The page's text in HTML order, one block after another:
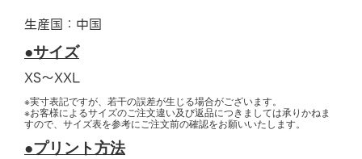
生産国：中国
●サイズ
XS〜XXL
※実寸表記ですが、若干の誤差が生じる場合がございます。
※お客様によるサイズのご注文違い及び返品につきましては承りかねま
すので、サイズ表を参考にご注文前の確認をお願いいたします。
●プリント方法